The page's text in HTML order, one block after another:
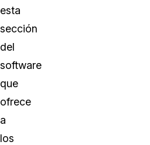
esta
sección
del
software
que
ofrece
a
los